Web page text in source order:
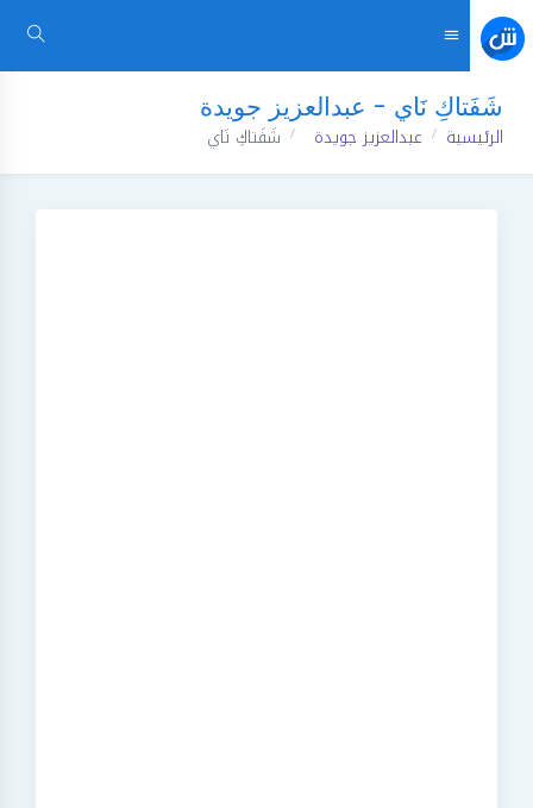
شَفَتاكِ نَاي - عبدالعزيز جويدة
الرئيسية عبدالعزيز جويدة شَفَتاكِ نَاي